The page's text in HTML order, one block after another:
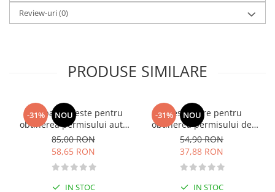
Legislatie
Fictiune
Fantasy
Istorica
Literatura de divertisment
Literatura romana
Memorii si jurnale
Moderna, contemporana
Review-uri(0)
PRODUSE SIMILARE
-31% NOU
Intrebari si teste pentru
obtinerea permisului auto
categoria B - editia 2026
85,00 RON
58,65 RON
IN STOC
-31% NOU
Chestionare pentru
obtinerea permisului de
conducere auto - Categoria
B - 2026
54,90 RON
37,88 RON
IN STOC